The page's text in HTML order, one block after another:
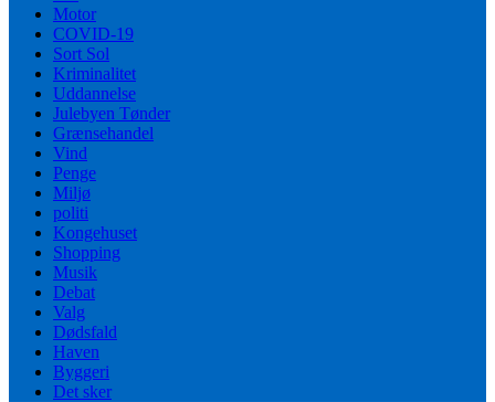
Motor
COVID-19
Sort Sol
Kriminalitet
Uddannelse
Julebyen Tønder
Grænsehandel
Vind
Penge
Miljø
politi
Kongehuset
Shopping
Musik
Debat
Valg
Dødsfald
Haven
Byggeri
Det sker